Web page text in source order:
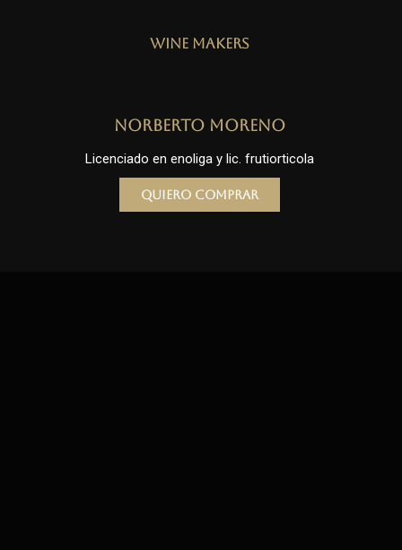
Wine Makers
Norberto Moreno
Licenciado en enoliga y lic. frutiorticola
Quiero comprar